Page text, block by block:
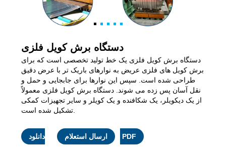
دستگاه برش کویل فلزی
دستگاه برش کویل فلزی یک خط تولید تخصصی است که برای
برش کویل های فلزی عریض به نوارهای باریک تر با عرض دقیق
طراحی شده است. سپس این نوارها برای جابجایی و حمل و
نقل آسان پس زده می شوند. دستگاه برش کویل فلزی معمولاً
از یک دیکویلر، یک شکافنده و یک کویلر و سایر تجهیزات کمکی
ارسال استعلام دانلود PDF